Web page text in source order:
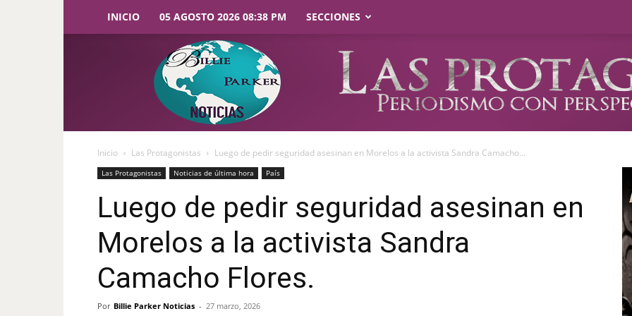
INICIO 05 AGOSTO 2026 08:38 PM SECCIONES
Parker
Noticias
Inicio Las Protagonistas Luego de pedir seguridad asesinan en Morelos a la activista Sandra Camacho...
Las Protagonistas Noticias de última hora País
Luego de pedir seguridad asesinan en
Morelos a la activista Sandra
Camacho Flores.
Por Billie Parker Noticias - 27 marzo, 2026